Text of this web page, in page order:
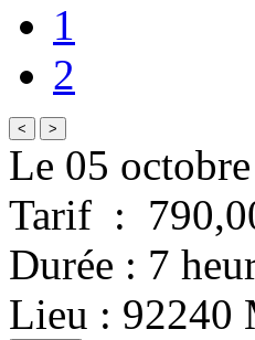
1
2
< >
Le 05
Tarif :
Durée : 7
Lieu : 92240